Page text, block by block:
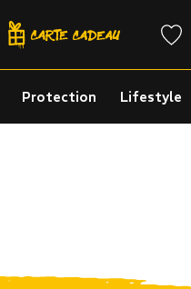
Protection Lifestyle